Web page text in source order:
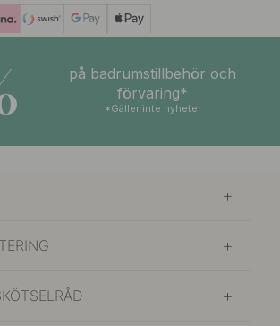
6 286 kr 7 395 kr
på badrumstillbehör och
förvaring*
*Gäller inte nyheter